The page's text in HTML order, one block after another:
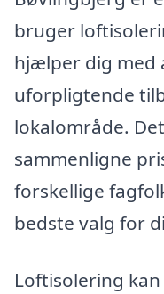
bruger
hjælper dig med
uforpligtende
lokalområde.
sammenligne
forskellige
bedste valg for
Loftisolering